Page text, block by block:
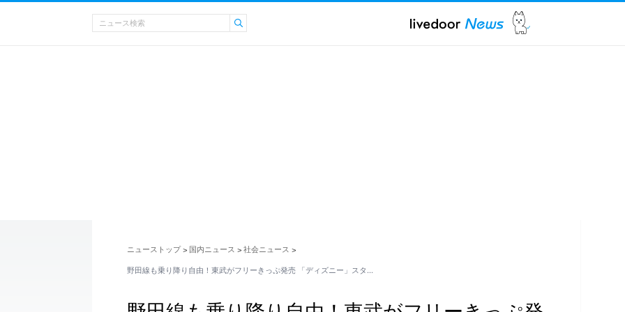
ニューストップ > 国内ニュース > 社会ニュース >
野田線も乗り降り自由！東武がフリーきっぷ発売 「ディズニー」スタ…